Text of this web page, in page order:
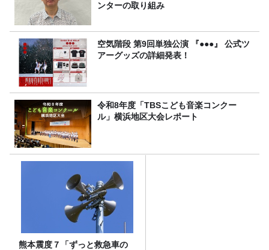
ンターの取り組み
空気階段 第9回単独公演 『●●●』 公式ツ
アーグッズの詳細発表！
令和8年度「TBSこども音楽コンクー
ル」横浜地区大会レポート
熊本震度７「ずっと救急車の